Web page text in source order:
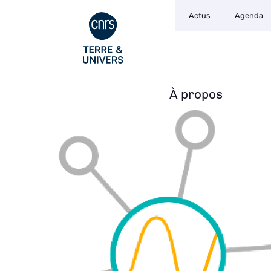
Navigation
principale
À propos
secondaire
Actus Agenda